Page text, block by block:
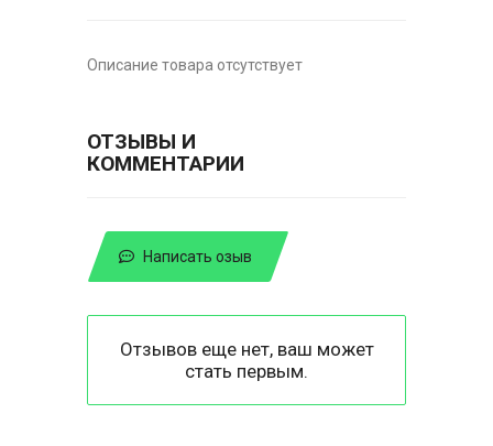
Описание товара отсутствует
ОТЗЫВЫ И
КОММЕНТАРИИ
Написать озыв
Отзывов еще нет, ваш может
стать первым.